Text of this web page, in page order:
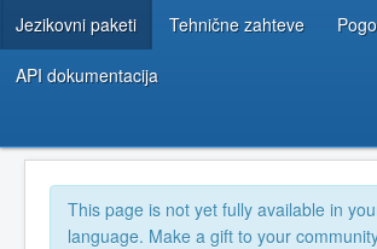
Jezikovni paketi Tehnične zahteve
API dokumentacija
This page is not yet fully available in
language. Make a gift to your